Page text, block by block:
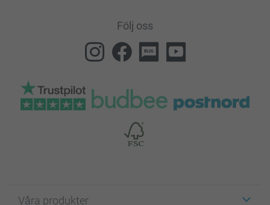
Följ oss
Våra produkter